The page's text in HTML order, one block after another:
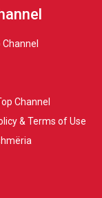
Channel
& Terms of Use